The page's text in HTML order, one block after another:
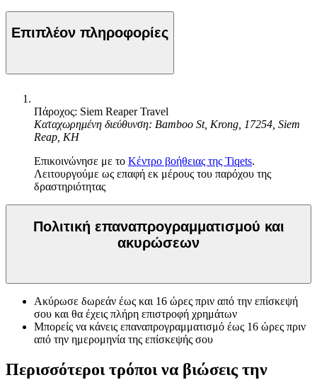
Επιπλέον πληροφορίες
Πάροχος: Siem Reaper Travel
Καταχωρημένη διεύθυνση: Bamboo St, Krong, 17254, Siem
Reap, KH
Επικοινώνησε με το Κέντρο βοήθειας της Tiqets.
Λειτουργούμε ως επαφή εκ μέρους του παρόχου της
δραστηριότητας
Πολιτική επαναπρογραμματισμού και
ακυρώσεων
Ακύρωσε δωρεάν έως και 16 ώρες πριν από την επίσκεψή
σου και θα έχεις πλήρη επιστροφή χρημάτων
Μπορείς να κάνεις επαναπρογραμματισμό έως 16 ώρες πριν
από την ημερομηνία της επίσκεψής σου
Περισσότεροι τρόποι να βιώσεις την